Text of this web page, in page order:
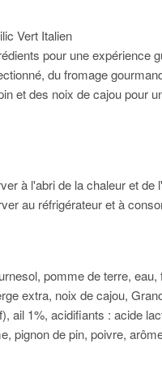
Vert Italien
pour une expérience
du fromage
et des noix de cajou pour
à l'abri de la chaleur et de
au réfrigérateur et à
pomme de terre, eau,
extra, noix de cajou,
ail 1%, acidifiants : acide
pignon de pin, poivre,